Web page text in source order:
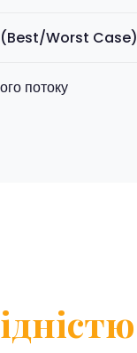
(Best/Worst Case)
потоку